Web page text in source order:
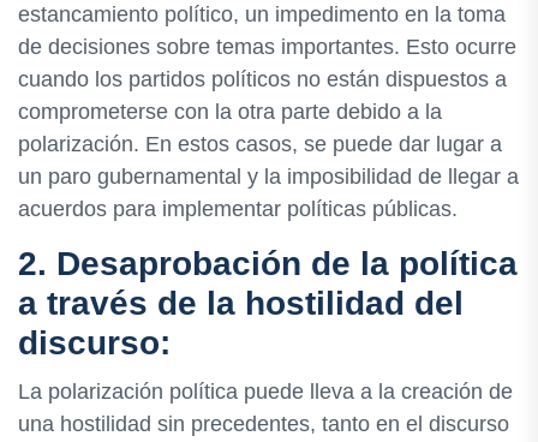
estancamiento político, un impedimento en la toma
de decisiones sobre temas importantes. Esto ocurre
cuando los partidos políticos no están dispuestos a
comprometerse con la otra parte debido a la
polarización. En estos casos, se puede dar lugar a
un paro gubernamental y la imposibilidad de llegar a
acuerdos para implementar políticas públicas.
2. Desaprobación de la política
a través de la hostilidad del
discurso:
La polarización política puede lleva a la creación de
una hostilidad sin precedentes, tanto en el discurso